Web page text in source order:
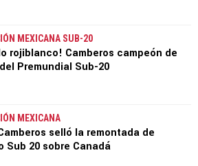
MEXICANA SUB-20
rojiblanco! Camberos campeón de
Premundial Sub-20
MEXICANA
selló la remontada de
Sub 20 sobre Canadá